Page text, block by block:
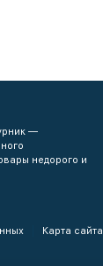
—
недорого и
Карта сайта